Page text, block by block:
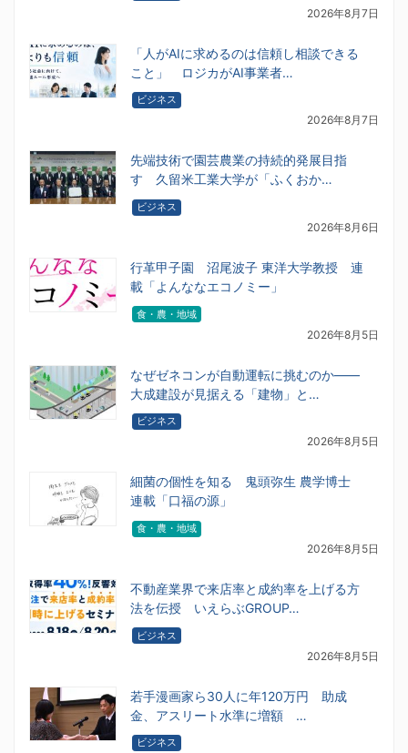
2026年8月7日
「人がAIに求めるのは信頼し相談できる
こと」 ロジカがAI事業者…
ビジネス
2026年8月7日
先端技術で園芸農業の持続的発展目指
す 久留米工業大学が「ふくおか…
ビジネス
2026年8月6日
行革甲子園 沼尾波子 東洋大学教授 連
載「よんななエコノミー」
食・農・地域
2026年8月5日
なぜゼネコンが自動運転に挑むのか――
大成建設が見据える「建物」と…
ビジネス
2026年8月5日
細菌の個性を知る 鬼頭弥生 農学博士
連載「口福の源」
食・農・地域
2026年8月5日
不動産業界で来店率と成約率を上げる方
法を伝授 いえらぶGROUP…
ビジネス
2026年8月5日
若手漫画家ら30人に年120万円 助成
金、アスリート水準に増額 …
ビジネス